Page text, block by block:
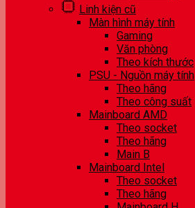
Linh kiện cũ
Màn hình máy tính
Gaming
Văn phòng
Theo kích thước
PSU - Nguồn máy tính
Theo hãng
Theo công suất
Mainboard AMD
Theo socket
Theo hãng
Main B
Mainboard Intel
Theo socket
Theo hãng